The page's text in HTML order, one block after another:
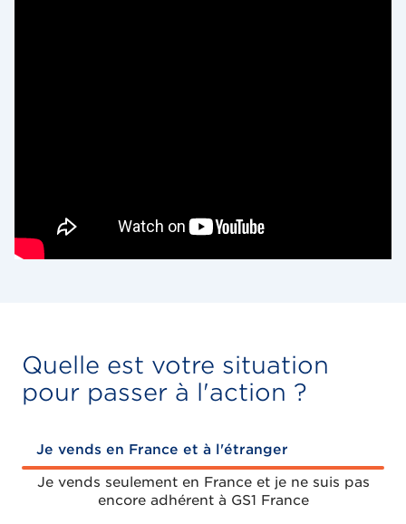
Quelle est votre situation
pour passer à l'action ?
Je vends en France et à l'étranger
Je vends seulement en France et je ne suis pas
encore adhérent à GS1 France